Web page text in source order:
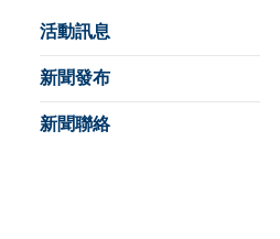
活動訊息
新聞發布
新聞聯絡